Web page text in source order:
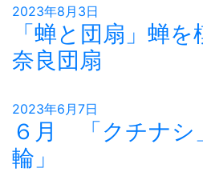
2023年8月3日
「蝉と団扇」蝉
奈良団扇
2023年6月7日
６月 「クチナシ
輪」